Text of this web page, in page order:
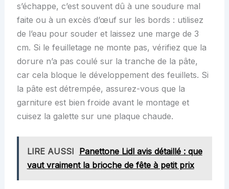
s’échappe, c’est souvent dû à une soudure mal
faite ou à un excès d’œuf sur les bords : utilisez
de l’eau pour souder et laissez une marge de 3
cm. Si le feuilletage ne monte pas, vérifiez que la
dorure n’a pas coulé sur la tranche de la pâte,
car cela bloque le développement des feuillets. Si
la pâte est détrempée, assurez-vous que la
garniture est bien froide avant le montage et
cuisez la galette sur une plaque chaude.
LIRE AUSSI Panettone Lidl avis détaillé : que
vaut vraiment la brioche de fête à petit prix